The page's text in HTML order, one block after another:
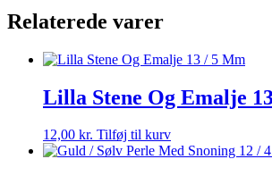
antal
Relaterede varer
Lilla Stene Og Emalje
12,00 kr. Tilføj til kurv